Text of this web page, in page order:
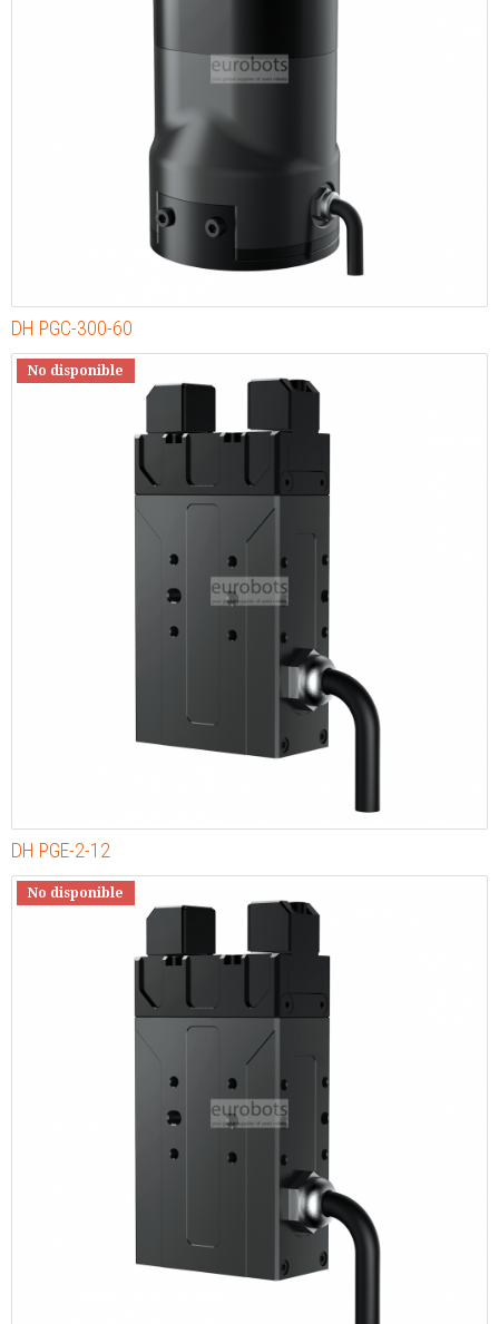
DH PGC-300-60
No disponible
DH PGE-2-12
No disponible